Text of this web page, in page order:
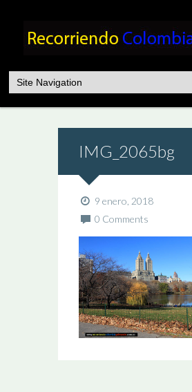
IMG_2065bg
9 enero, 2018
0 Comments